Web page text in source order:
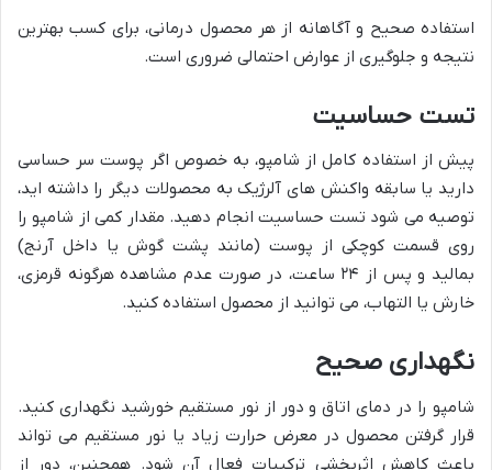
استفاده صحیح و آگاهانه از هر محصول درمانی، برای کسب بهترین
نتیجه و جلوگیری از عوارض احتمالی ضروری است.
تست حساسیت
پیش از استفاده کامل از شامپو، به خصوص اگر پوست سر حساسی
دارید یا سابقه واکنش های آلرژیک به محصولات دیگر را داشته اید،
توصیه می شود تست حساسیت انجام دهید. مقدار کمی از شامپو را
روی قسمت کوچکی از پوست (مانند پشت گوش یا داخل آرنج)
بمالید و پس از ۲۴ ساعت، در صورت عدم مشاهده هرگونه قرمزی،
خارش یا التهاب، می توانید از محصول استفاده کنید.
نگهداری صحیح
شامپو را در دمای اتاق و دور از نور مستقیم خورشید نگهداری کنید.
قرار گرفتن محصول در معرض حرارت زیاد یا نور مستقیم می تواند
باعث کاهش اثربخشی ترکیبات فعال آن شود. همچنین، دور از